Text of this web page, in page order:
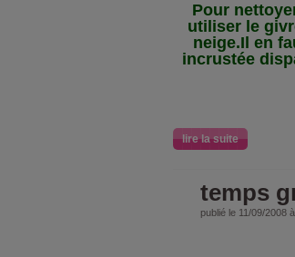
Pour
utiliser le
neige.Il en
incrustée
lire la suite
temps
publié le 11/09/2008